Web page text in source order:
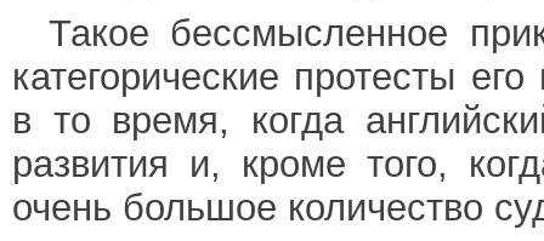
Такое бессмысленное
категорические протесты
в то время, когда
развития и, кроме того,
очень большое количество